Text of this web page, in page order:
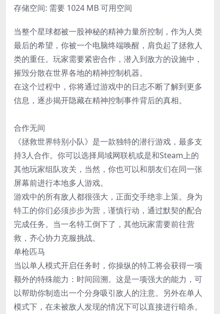
存储空间: 需要 1024 MB 可用空间
当整个星球都被一股神秘的精神力量所控制，作为人类
最后的希望，你被一个电脑终端唤醒，肩负起了拯救人
类的重任。玩家需要紧密合作，潜入到敌方的设施中，
摧毁分散在世界各地的精神控制机器。
在这个过程中，你将通过游戏中的日志不断了解到更多
信息，逐步揭开隐藏在精神控制事件背后的真相。
合作无间
《拯救世界特别小队》是一款独特的潜行游戏，最多支
持3人合作。你可以选择局域网联机或是和Steam上的
其他玩家组队攻关，当然，你也可以和朋友们在同一张
屏幕前进行本地多人游戏。
游戏中的所有敌人都很强大，正面交手绝非上策。身为
特工的你们必须步步为营，谨慎行动，通过默契的配合
完成任务。当一名特工倒下了，其他玩家需要前往营
救，齐心协力克服挑战。
单枪匹马
当以单人模式开启任务时，你操纵的特工将会获得一项
额外的特殊能力：时间回溯。这是一项强大的能力，可
以帮助你制造出一个分身吸引敌人的注意。另外在单人
模式下，在未被敌人发现的情况下可以直接进行暗杀。